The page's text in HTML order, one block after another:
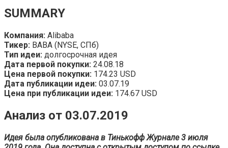
SUMMARY
Компания: Alibaba
Тикер: BABA (NYSE, СПб)
Тип идеи: долгосрочная идея
Дата первой покупки: 24.08.18
Цена первой покупки: 174.23 USD
Дата публикации идеи: 03.07.19
Цена при публикации идеи: 174.67 USD
Анализ от 03.07.2019
Идея была опубликована в Тинькофф Журнале 3 июля